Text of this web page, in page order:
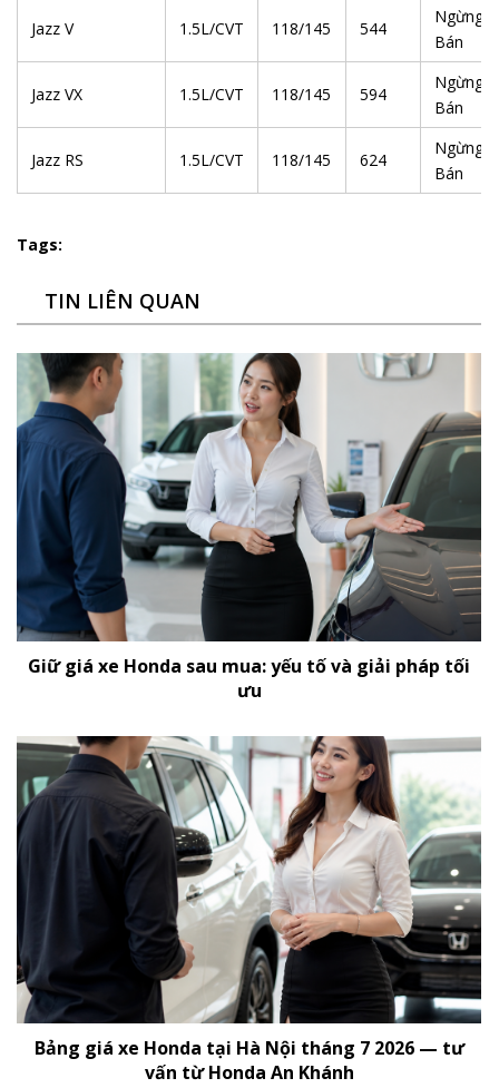
Jazz V 1.5L/CVT 118/145 544
Ngừng
Bán
Jazz VX 1.5L/CVT 118/145 594
Ngừng
Bán
Jazz RS 1.5L/CVT 118/145 624
Ngừng
Bán
Tags:
TIN LIÊN QUAN
Giữ giá xe Honda sau mua: yếu tố và giải pháp tối
ưu
Bảng giá xe Honda tại Hà Nội tháng 7 2026 — tư
vấn từ Honda An Khánh